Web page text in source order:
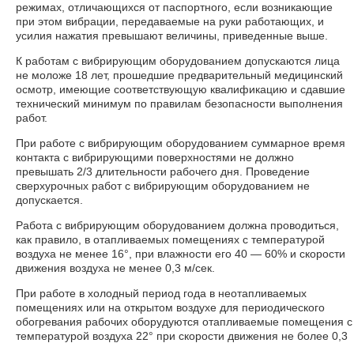
режимах, отличающихся от паспортного, если возникающие
при этом вибрации, передаваемые на руки работающих, и
усилия нажатия превышают величины, приведенные выше.
К работам с вибрирующим оборудованием допускаются лица
не моложе 18 лет, прошедшие предварительный медицинский
осмотр, имеющие соответствующую квалификацию и сдавшие
технический минимум по правилам безопасности выполнения
работ.
При работе с вибрирующим оборудованием суммарное время
контакта с вибрирующими поверхностями не должно
превышать 2/3 длительности рабочего дня. Проведение
сверхурочных работ с вибрирующим оборудованием не
допускается.
Работа с вибрирующим оборудованием должна проводиться,
как правило, в отапливаемых помещениях с температурой
воздуха не менее 16°, при влажности его 40 — 60% и скорости
движения воздуха не менее 0,3 м/сек.
При работе в холодный период года в неотапливаемых
помещениях или на открытом воздухе для периодического
обогревания рабочих оборудуются отапливаемые помещения с
температурой воздуха 22° при скорости движения не более 0,3